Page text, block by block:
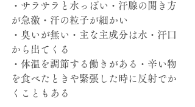
・サラサラと水っぽい・汗腺の開き方
が急激・汗の粒子が細かい
・臭いが無い・主な主成分は水・汗口
から出てくる
・体温を調節する働きがある・辛い物
を食べたときや緊張した時に反射でか
くこともある